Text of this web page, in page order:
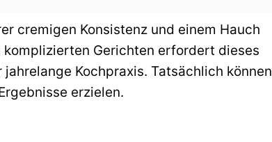
cremigen Konsistenz und einem Hauch
komplizierten Gerichten erfordert dieses
Kochpraxis. Tatsächlich können
erzielen.